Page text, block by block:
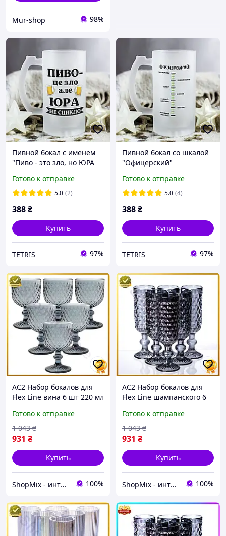
Mur-shop 98%
Пивной бокал с именем
"Пиво - это зло, но ЮРА
сделать любое под заказ
Готово к отправке
5.0 (2)
388₴
Купить
TETRIS 97%
Пивной бокал со шкалой
"Офицерский"
Готово к отправке
5.0 (4)
388₴
Купить
TETRIS 97%
AC2 Набор бокалов для
Flex Line вина 6 шт 220 мл
стеклянные бокалы для
праздников домашн DE
Готово к отправке
931 ₴
1 043 ₴
Купить
ShopMix - интернет-магазин сумок и аксессуаров 100%
AC2 Набор бокалов для
Flex Line шампанского 6
игристого напитка и
коктейлей стекл DE
Готово к отправке
931 ₴
1 043 ₴
Купить
ShopMix - интернет-магазин сумок и аксессуаров 100%